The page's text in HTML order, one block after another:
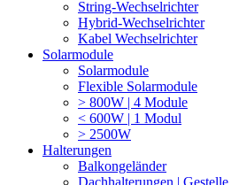
String-Wechselrichter
Hybrid-Wechselrichter
Kabel Wechselrichter
Solarmodule
Solarmodule
Flexible Solarmodule
> 800W | 4 Module
< 600W | 1 Modul
> 2500W
Halterungen
Balkongeländer
Dachhalterungen | Gestelle